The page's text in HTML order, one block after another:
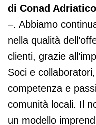
di Conad
–. Abbiamo
nella qualità
clienti, grazie
Soci e
competenza e
comunità locali. Il
un modello